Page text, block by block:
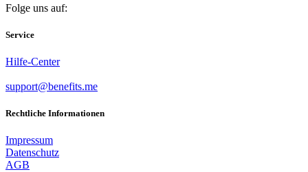
Folge uns auf:
Service
Hilfe-Center
support@benefits.me
Rechtliche Informationen
Impressum
Datenschutz
AGB